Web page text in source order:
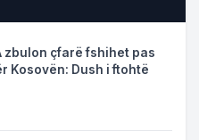
zbulon çfarë fshihet pas
Kosovën: Dush i ftohtë